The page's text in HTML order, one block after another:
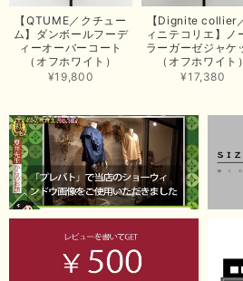
思っていた通りの商品でした。発送も早く、
たいと思いました。色々とありがとうございま
この度は当店でのお買い上げ誠にあ
商品もお気に召していただき嬉し
またのご来店お待ちしております。
【RILATO／リラート】袖
2026/05/21
イエローと表示ありますが、黄緑っぽい気が
【QTUME／クチュー
ム】ダンボールフーデ
ィーオーバーコート
（オフホワイト）
¥19,800
【Dignite collier
ィニテコリエ】ノ
ラーガーゼジャケ
（オフホワイト）
¥17,380